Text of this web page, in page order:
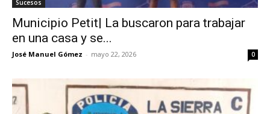
Sucesos
Municipio Petit| La buscaron para trabajar
en una casa y se...
José Manuel Gómez - mayo 22, 2026 0